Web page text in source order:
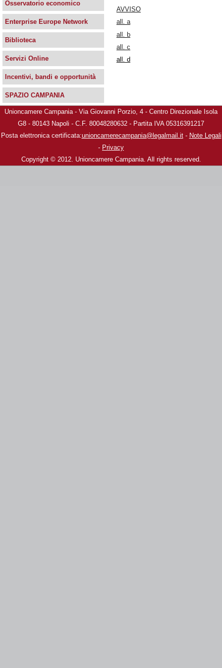
AVVISO
all. a
all. b
all. c
all. d
Osservatorio economico
Enterprise Europe Network
Biblioteca
Servizi Online
Incentivi, bandi e opportunità
SPAZIO CAMPANIA
Unioncamere Campania - Via Giovanni Porzio, 4 - Centro Direzionale Isola
G8 - 80143 Napoli - C.F. 80048280632 - Partita IVA 05316391217
Posta elettronica certificata:unioncamerecampania@legalmail.it- Note Legali
- Privacy
Copyright © 2012. Unioncamere Campania. All rights reserved.